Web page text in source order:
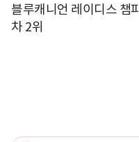
블루캐니언 레이디스 챔
차 2위